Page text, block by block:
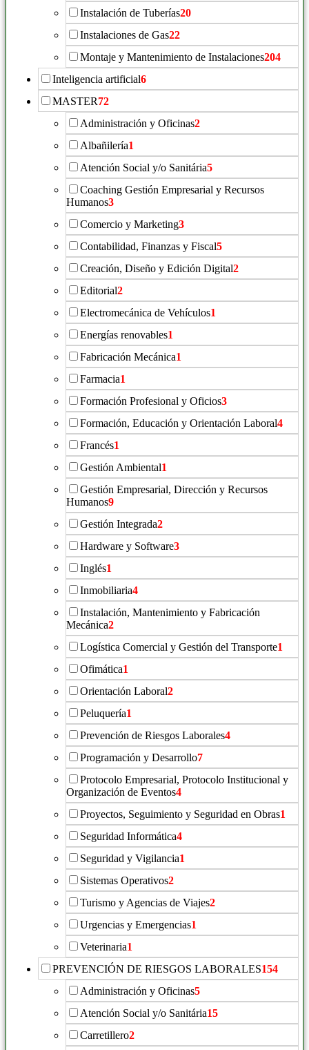
Instalación de Tuberías20
Instalaciones de Gas22
Montaje y Mantenimiento de Instalaciones204
Inteligencia artificial6
MASTER72
Administración y Oficinas2
Albañilería1
Atención Social y/o Sanitária5
Coaching Gestión Empresarial y Recursos
Humanos3
Comercio y Marketing3
Contabilidad, Finanzas y Fiscal5
Creación, Diseño y Edición Digital2
Editorial2
Electromecánica de Vehículos1
Energías renovables1
Fabricación Mecánica1
Farmacia1
Formación Profesional y Oficios3
Formación, Educación y Orientación Laboral4
Francés1
Gestión Ambiental1
Gestión Empresarial, Dirección y Recursos
Humanos9
Gestión Integrada2
Hardware y Software3
Inglés1
Inmobiliaria4
Instalación, Mantenimiento y Fabricación
Mecánica2
Logística Comercial y Gestión del Transporte1
Ofimática1
Orientación Laboral2
Peluquería1
Prevención de Riesgos Laborales4
Programación y Desarrollo7
Protocolo Empresarial, Protocolo Institucional y
Organización de Eventos4
Proyectos, Seguimiento y Seguridad en Obras1
Seguridad Informática4
Seguridad y Vigilancia1
Sistemas Operativos2
Turismo y Agencias de Viajes2
Urgencias y Emergencias1
Veterinaria1
PREVENCIÓN DE RIESGOS LABORALES154
Administración y Oficinas5
Atención Social y/o Sanitária15
Carretillero2